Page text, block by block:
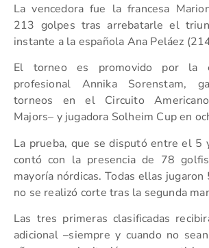
La vencedora fue la francesa
213 golpes tras arrebatarle el
instante a la española Ana Peláez
El torneo es promovido por la
profesional Annika Sorenstam,
torneos en el Circuito
Majors– y jugadora Solheim Cup en
La prueba, que se disputó entre el 5
contó con la presencia de 78
mayoría nórdicas. Todas ellas jugaron
no se realizó corte tras la segunda
Las tres primeras clasificadas
adicional –siempre y cuando no